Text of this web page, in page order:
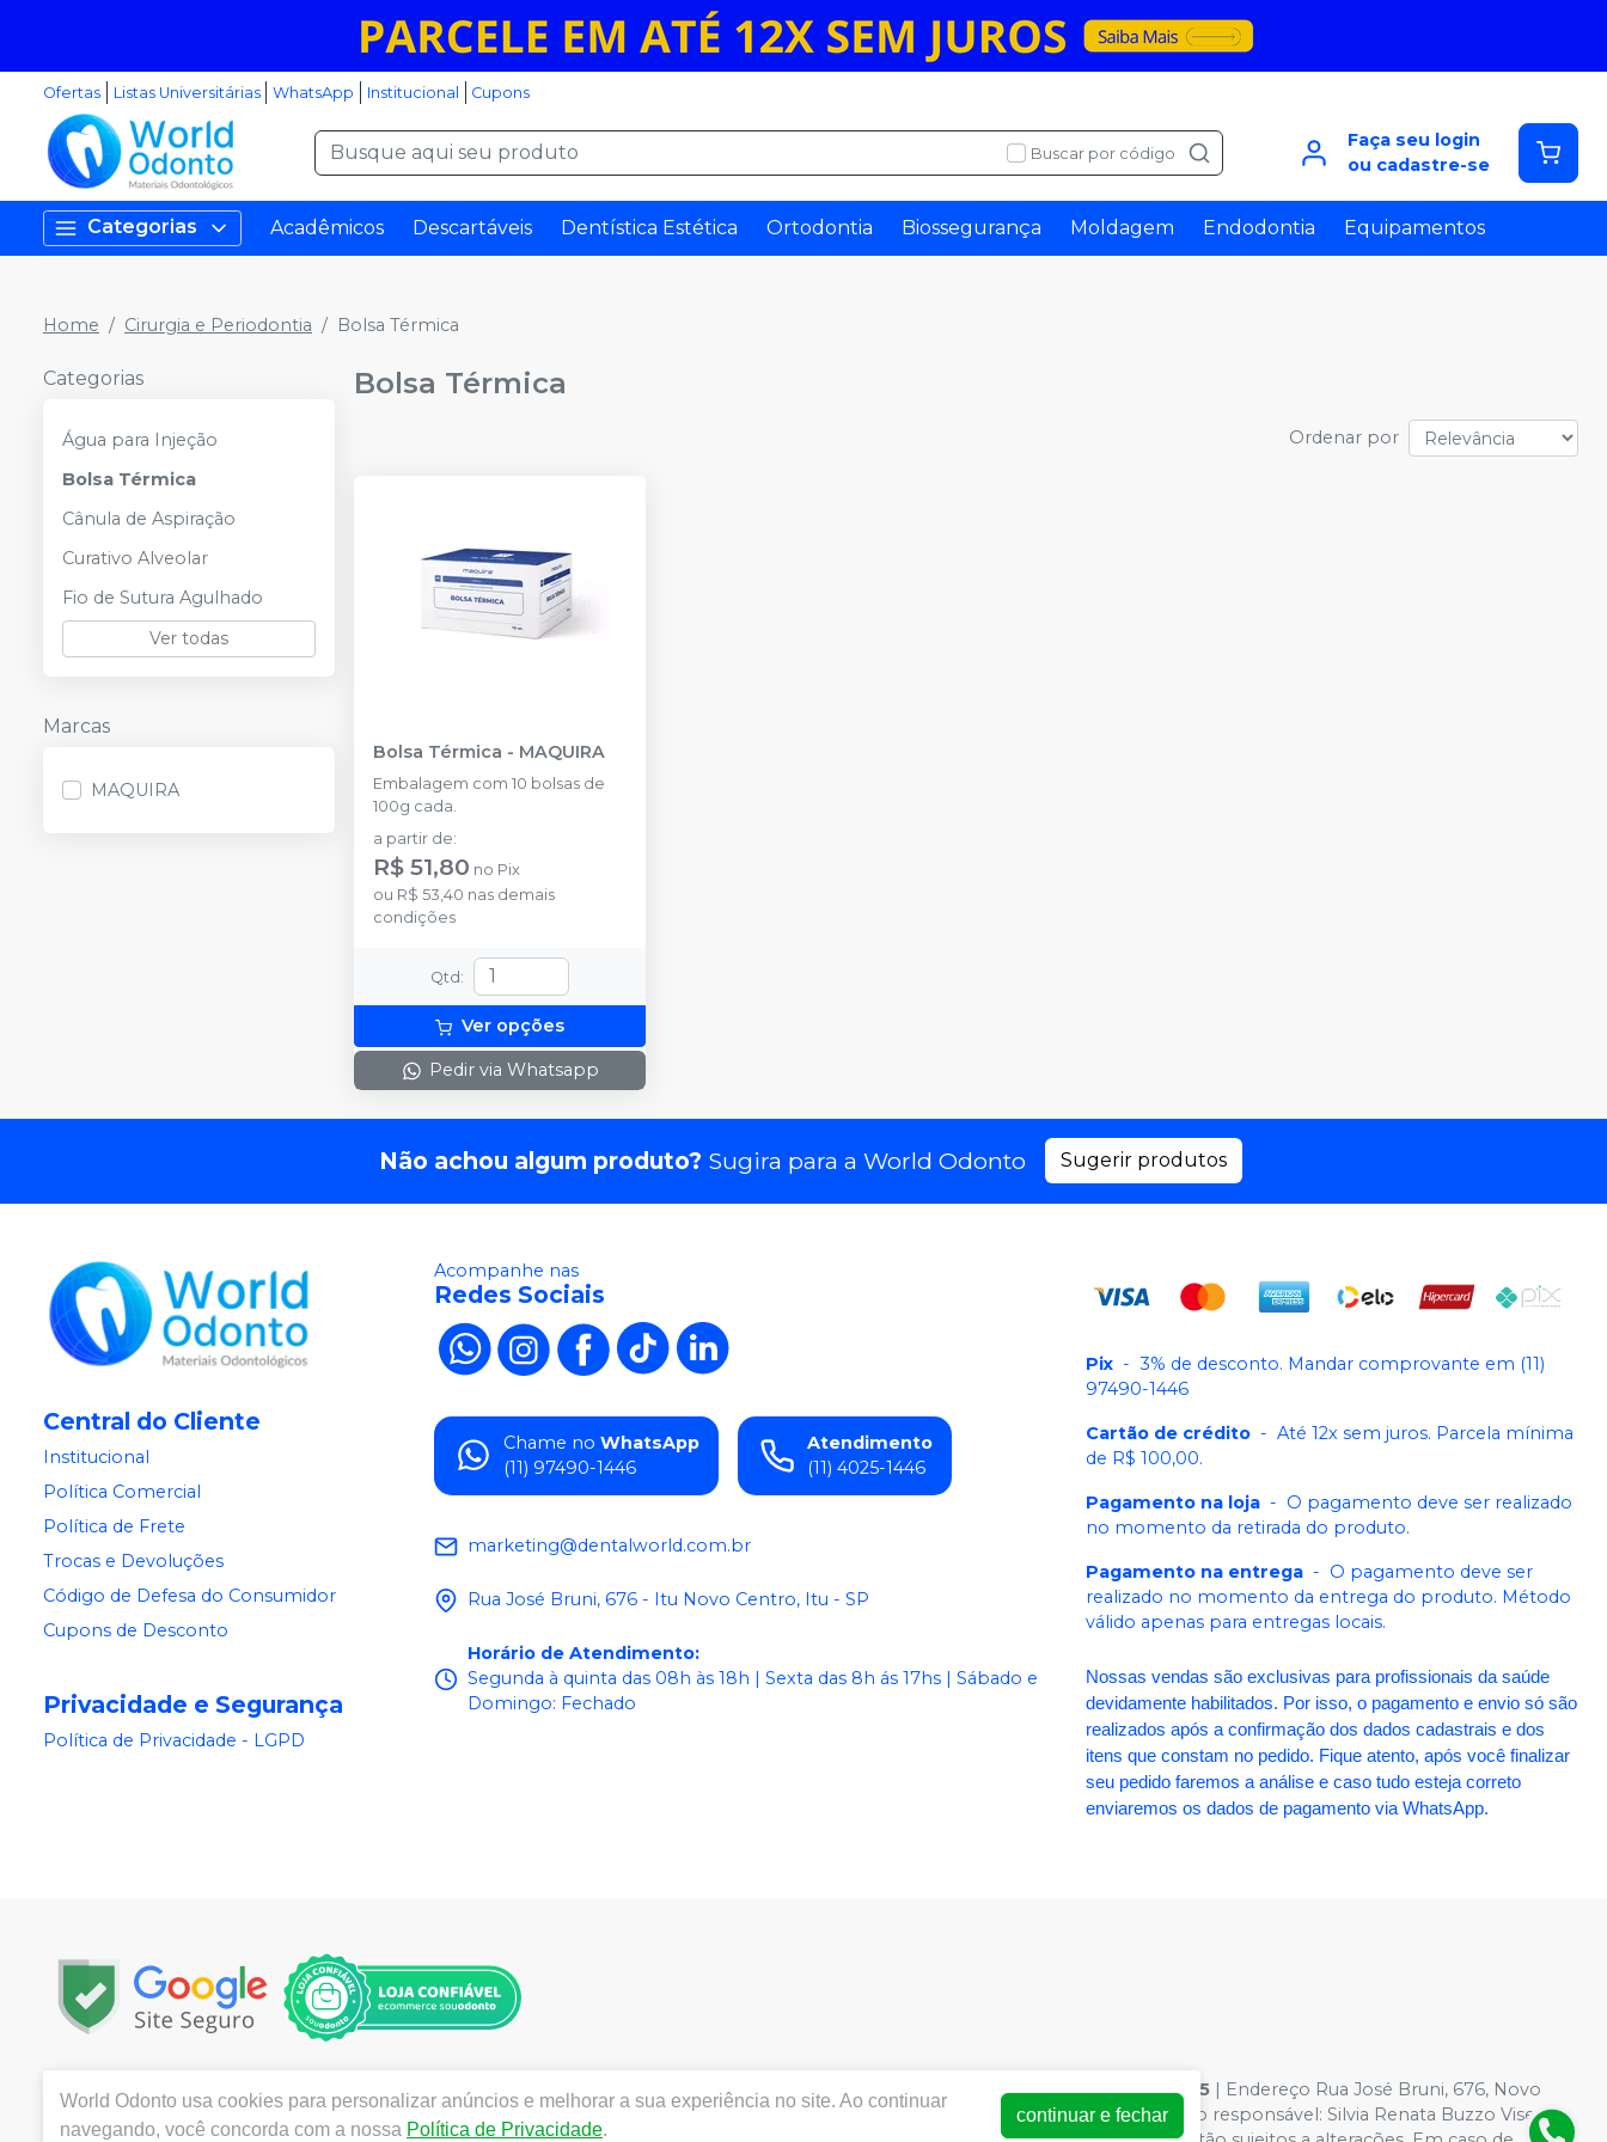
Ofertas Listas Universitárias WhatsApp Institucional Cupons
Buscar por código
Faça seu login
ou cadastre-se
Categorias Acadêmicos Descartáveis Dentística Estética Ortodontia Biossegurança Moldagem Endodontia Equipamentos
Home Cirurgia e Periodontia Bolsa Térmica
Categorias
Água para Injeção
Bolsa Térmica
Cânula de Aspiração
Curativo Alveolar
Fio de Sutura Agulhado
Ver todas
Marcas
MAQUIRA
Bolsa Térmica
Ordenar por
Bolsa Térmica - MAQUIRA
Embalagem com 10 bolsas de
100g cada.
a partir de:
R$ 51,80 no Pix
ou R$ 53,40 nas demais
condições
Qtd:
Ver opções
Pedir via Whatsapp
Não achou algum produto? Sugira para a World Odonto Sugerir produtos
Central do Cliente
Institucional
Política Comercial
Política de Frete
Trocas e Devoluções
Código de Defesa do Consumidor
Cupons de Desconto
Privacidade e Segurança
Política de Privacidade - LGPD
Acompanhe nas
Redes Sociais
Chame no WhatsApp
(11) 97490-1446
Atendimento
(11) 4025-1446
marketing@dentalworld.com.br
Rua José Bruni, 676 - Itu Novo Centro, Itu - SP
Horário de Atendimento:
Segunda à quinta das 08h às 18h | Sexta das 8h ás 17hs | Sábado e
Domingo: Fechado
Pix - 3% de desconto. Mandar comprovante em (11)
97490-1446
Cartão de crédito - Até 12x sem juros. Parcela mínima
de R$ 100,00.
Pagamento na loja - O pagamento deve ser realizado
no momento da retirada do produto.
Pagamento na entrega - O pagamento deve ser
realizado no momento da entrega do produto. Método
válido apenas para entregas locais.
Nossas vendas são exclusivas para profissionais da saúde
devidamente habilitados. Por isso, o pagamento e envio só são
realizados após a confirmação dos dados cadastrais e dos
itens que constam no pedido. Fique atento, após você finalizar
seu pedido faremos a análise e caso tudo esteja correto
enviaremos os dados de pagamento via WhatsApp.
Copyright © 2025 | Todos os direitos reservados | www.dentalworld.com.br | World Odonto & Med Eireli | CNPJ:03.454.363.0001-95 | Endereço Rua José Bruni, 676, Novo
Centro, Itu / SP | Autorizações de Funcionamento ANVISA - Medicamentos: 25352026619/2014-15 (AFE medicamentos) - Farmacêutico responsável: Silvia Renata Buzzo Visentin
World Odonto usa cookies para personalizar anúncios e melhorar a sua experiência no site. Ao continuar
navegando, você concorda com a nossa Política de Privacidade.
continuar e fechar